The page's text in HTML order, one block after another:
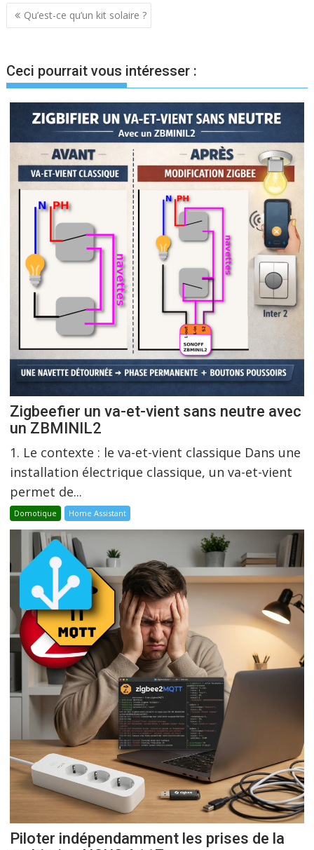
Navigation
de
l’article
Qu’est-ce qu’un kit solaire ?
Ceci pourrait vous intéresser :
Zigbeefier un va-et-vient sans neutre avec
un ZBMINIL2
1. Le contexte : le va-et-vient classique Dans une
installation électrique classique, un va-et-vient
permet de...
Domotique Home Assistant
Piloter indépendamment les prises de la